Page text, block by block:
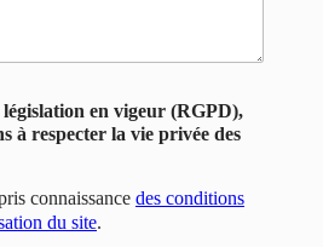
en vigeur (RGPD),
à respecter la vie privée des
connaissance des conditions
du site.